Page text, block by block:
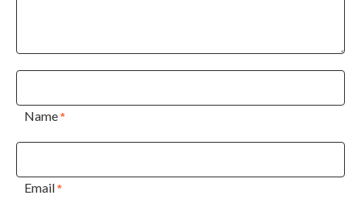
Name*
Email*